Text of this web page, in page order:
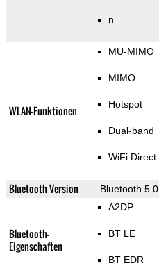
n
WLAN-Funktionen
MU-MIMO
MIMO
Hotspot
Dual-band
WiFi Direct
Bluetooth Version Bluetooth 5.0
Bluetooth-
Eigenschaften
A2DP
BT LE
BT EDR